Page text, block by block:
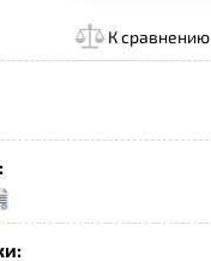
К сравнению